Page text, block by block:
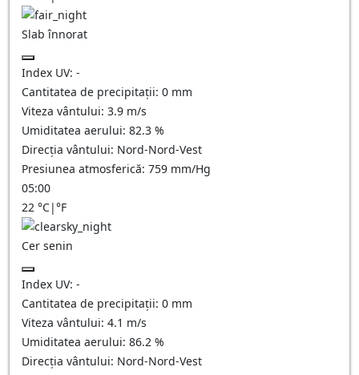
Slab înnorat
Index UV: -
Cantitatea de precipitații: 0 mm
Viteza vântului: 3.9 m/s
Umiditatea aerului: 82.3 %
Direcția vântului: Nord-Nord-Vest
Presiunea atmosferică: 759 mm/Hg
05:00
22 °C|°F
Cer senin
Index UV: -
Cantitatea de precipitații: 0 mm
Viteza vântului: 4.1 m/s
Umiditatea aerului: 86.2 %
Direcția vântului: Nord-Nord-Vest